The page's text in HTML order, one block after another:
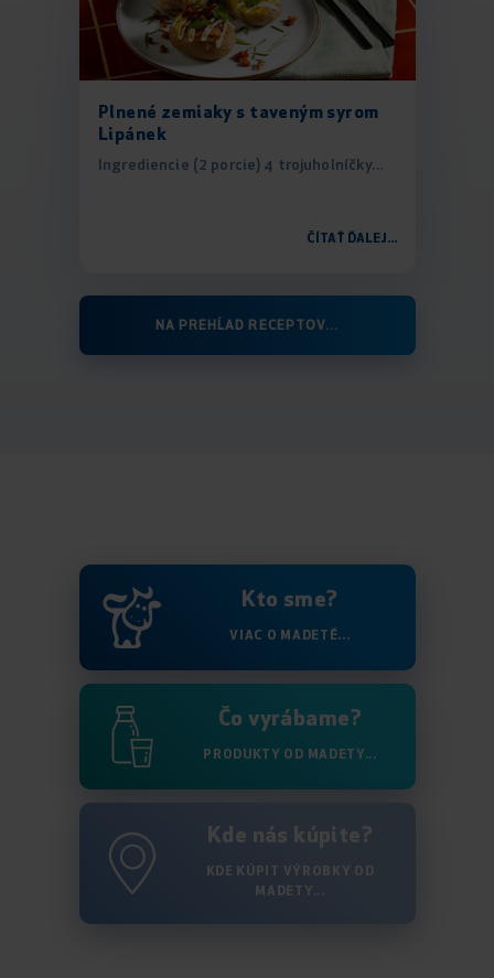
Plnené zemiaky s taveným syrom
Lipánek
Ingrediencie (2 porcie) 4 trojuholníčky...
ČÍTAŤ ĎALEJ...
NA PREHĹAD RECEPTOV...
Kto sme?
VIAC O MADETĚ...
Čo vyrábame?
PRODUKTY OD MADETY...
Kde nás kúpite?
KDE KÚPIT VÝROBKY OD
MADETY...